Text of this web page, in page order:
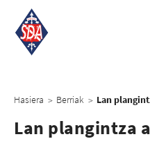
Hasiera > Berriak >
Lan plangintza